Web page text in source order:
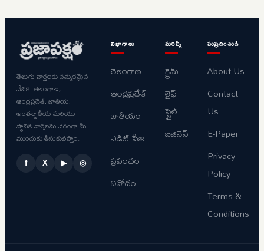
తెలుగు వార్తలకు నమ్మకమైన
వేదిక. తెలంగాణ,
ఆంధ్రప్రదేశ్, జాతీయ,
అంతర్జాతీయ మరియు
స్థానిక వార్తలను వేగంగా మీ
ముందుకు తీసుకువస్తాం.
f X ▶ ◎
విభాగాలు
తెలంగాణ
ఆంధ్రప్రదేశ్
జాతీయం
ఎడిట్ పేజి
ప్రపంచం
వినోదం
మరిన్నీ
క్రైమ్
లైఫ్
స్టైల్
బిజినెస్
సంప్రదించండి
About Us
Contact
Us
E-Paper
Privacy
Policy
Terms &
Conditions